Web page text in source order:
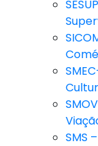
SMS